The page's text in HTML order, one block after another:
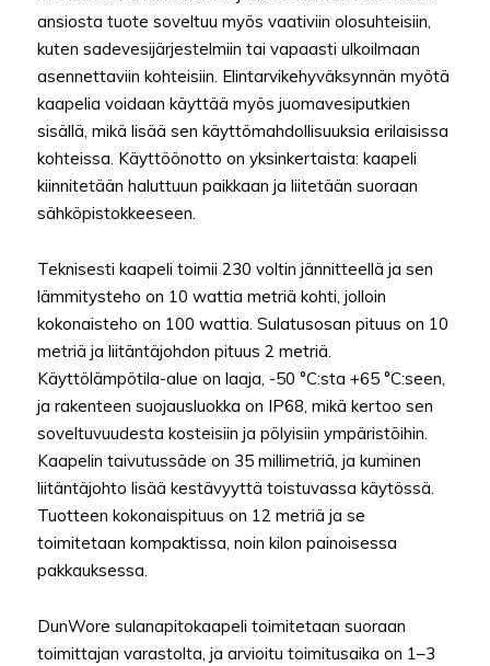
ansiosta tuote soveltuu myös vaativiin olosuhteisiin,
kuten sadevesijärjestelmiin tai vapaasti ulkoilmaan
asennettaviin kohteisiin. Elintarvikehyväksynnän myötä
kaapelia voidaan käyttää myös juomavesiputkien
sisällä, mikä lisää sen käyttömahdollisuuksia erilaisissa
kohteissa. Käyttöönotto on yksinkertaista: kaapeli
kiinnitetään haluttuun paikkaan ja liitetään suoraan
sähköpistokkeeseen.
Teknisesti kaapeli toimii 230 voltin jännitteellä ja sen
lämmitysteho on 10 wattia metriä kohti, jolloin
kokonaisteho on 100 wattia. Sulatusosan pituus on 10
metriä ja liitäntäjohdon pituus 2 metriä.
Käyttölämpötila-alue on laaja, -50 °C:sta +65 °C:seen,
ja rakenteen suojausluokka on IP68, mikä kertoo sen
soveltuvuudesta kosteisiin ja pölyisiin ympäristöihin.
Kaapelin taivutussäde on 35 millimetriä, ja kuminen
liitäntäjohto lisää kestävyyttä toistuvassa käytössä.
Tuotteen kokonaispituus on 12 metriä ja se
toimitetaan kompaktissa, noin kilon painoisessa
pakkauksessa.
DunWore sulanapitokaapeli toimitetaan suoraan
toimittajan varastolta, ja arvioitu toimitusaika on 1–3